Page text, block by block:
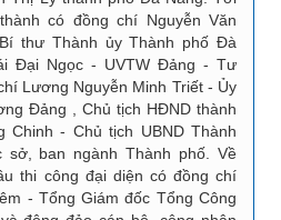
có đồng chí Nguyễn Văn
thư Thành ủy Thành phố Đà
Đại Ngọc - UVTW Đảng - Tư
Lương Nguyễn Minh Triết - Ủy
Đảng , Chủ tịch HĐND thành
Chinh - Chủ tịch UBND Thành
sở, ban ngành Thành phố. Về
thi công đại diện có đồng chí
- Tổng Giám đốc Tổng Công